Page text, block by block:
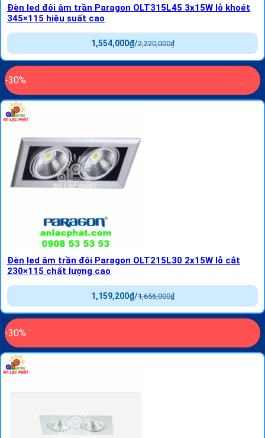
Đèn led đôi âm trần Paragon OLT315L45 3x15W lỗ khoét
345×115 hiệu suất cao
2,220,000₫
/
1,554,000₫
-30%
Đèn led âm trần đôi Paragon OLT215L30 2x15W lỗ cắt
230×115 chất lượng cao
1,656,000₫
/
1,159,200₫
-30%